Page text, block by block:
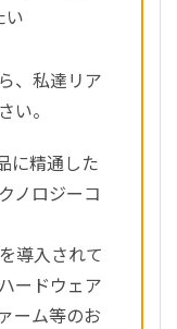
い
、私達リア
い。
に精通した
ノロジーコ
導入されて
ードウェア
ーム等のお